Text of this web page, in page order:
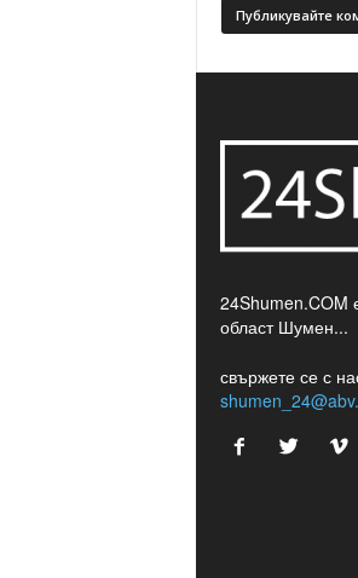
24Shumen.COM
област Шумен...
свържете се с